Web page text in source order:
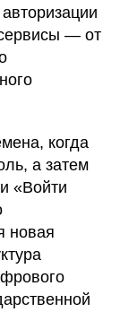
— от
когда
а затем
«Войти
новая